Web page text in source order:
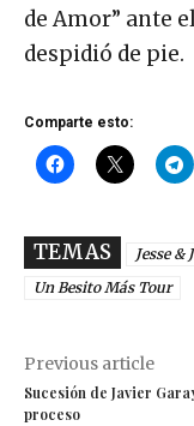
de Amor” ante
despidió de pie.
Comparte esto:
TEMAS Jesse &
Un Besito Más Tour
Previous article
Sucesión de Javier
proceso